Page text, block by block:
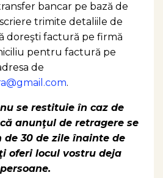
bancar pe bază de
trimite detaliile de
doreşti factură pe firmă
pentru factură pe
de
.
se restituie în caz de
anunţul de retragere se
30 de zile înainte de
oferi locul vostru deja